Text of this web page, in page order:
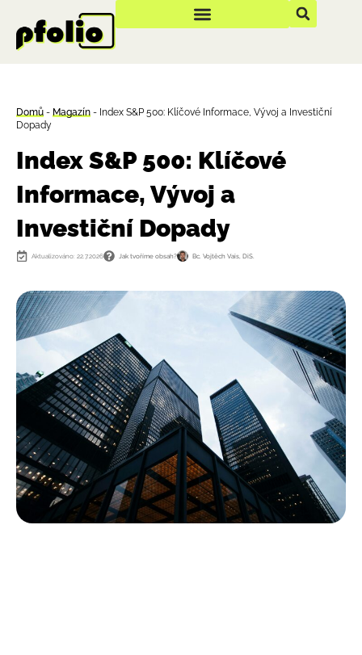
Domů - Magazín - Index S&P 500: Klíčové Informace, Vývoj a Investiční
Dopady
Index S&P 500: Klíčové
Informace, Vývoj a
Investiční Dopady
Aktualizováno: 22.7.2026 Jak tvoříme obsah? Bc. Vojtěch Vais, DiS.